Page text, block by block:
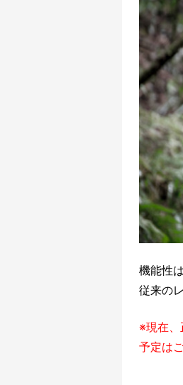
機能性
従来の
※現在、
予定は